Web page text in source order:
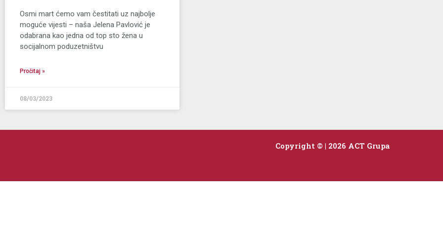
Osmi mart ćemo vam čestitati uz najbolje
moguće vijesti – naša Jelena Pavlović je
odabrana kao jedna od top sto žena u
socijalnom poduzetništvu
Pročitaj »
08/03/2023
Copyright © | 2026 ACT Grupa